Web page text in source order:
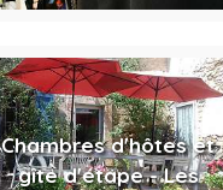
Chambres d'hôtes et
gîte d'étape - Les